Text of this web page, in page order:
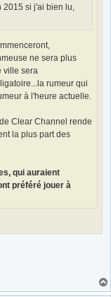
si j'ai bien lu,
ne sera plus
ville sera
rumeur qui
à l'heure actuelle.
Clear Channel rende
la plus part des
qui auraient
préféré jouer à